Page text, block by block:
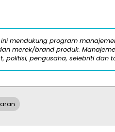
mendukung program
merek/brand produk.
politisi, pengusaha, selebriti dan